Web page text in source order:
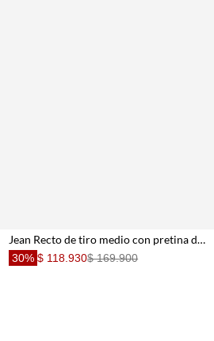
Jean Recto de tiro medio con pretina desflecada para mujer
30% $ 118.930$ 169.900